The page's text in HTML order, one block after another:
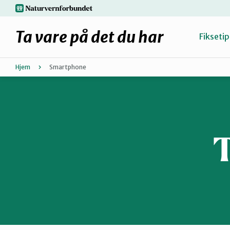
Hopp
til
hovedinnhold
naturvernforbundet.no
Ta vare på det du har
Hjem Smartphone